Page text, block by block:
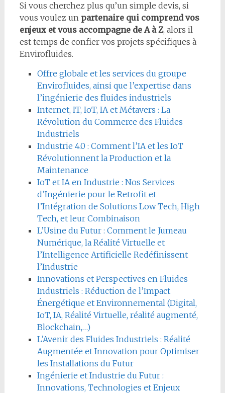
Si vous cherchez plus qu’un simple devis, si
vous voulez un partenaire qui comprend vos
enjeux et vous accompagne de A à Z, alors il
est temps de confier vos projets spécifiques à
Envirofluides.
Offre globale et les services du groupe
Envirofluides, ainsi que l’expertise dans
l’ingénierie des fluides industriels
Internet, IT, IoT, IA et Métavers : La
Révolution du Commerce des Fluides
Industriels
Industrie 4.0 : Comment l’IA et les IoT
Révolutionnent la Production et la
Maintenance
IoT et IA en Industrie : Nos Services
d’Ingénierie pour le Retrofit et
l’Intégration de Solutions Low Tech, High
Tech, et leur Combinaison
L’Usine du Futur : Comment le Jumeau
Numérique, la Réalité Virtuelle et
l’Intelligence Artificielle Redéfinissent
l’Industrie
Innovations et Perspectives en Fluides
Industriels : Réduction de l’Impact
Énergétique et Environnemental (Digital,
IoT, IA, Réalité Virtuelle, réalité augmenté,
Blockchain,…)
L’Avenir des Fluides Industriels : Réalité
Augmentée et Innovation pour Optimiser
les Installations du Futur
Ingénierie et Industrie du Futur :
Innovations, Technologies et Enjeux